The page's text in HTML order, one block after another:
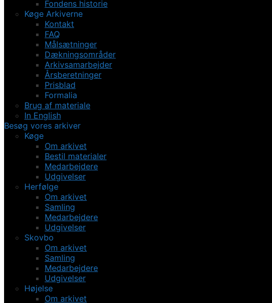
Fondens historie
Køge Arkiverne
Kontakt
FAQ
Målsætninger
Dækningsområder
Arkivsamarbejder
Årsberetninger
Prisblad
Formalia
Brug af materiale
In English
Besøg vores arkiver
Køge
Om arkivet
Bestil materialer
Medarbejdere
Udgivelser
Herfølge
Om arkivet
Samling
Medarbejdere
Udgivelser
Skovbo
Om arkivet
Samling
Medarbejdere
Udgivelser
Højelse
Om arkivet